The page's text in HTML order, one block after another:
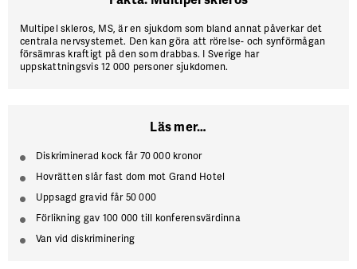
Multipel skleros, MS, är en sjukdom som bland annat påverkar det
centrala nervsystemet. Den kan göra att rörelse- och synförmågan
försämras kraftigt på den som drabbas. I Sverige har
uppskattningsvis 12 000 personer sjukdomen.
Läs mer…
Diskriminerad kock får 70 000 kronor
Hovrätten slår fast dom mot Grand Hotel
Uppsagd gravid får 50 000
Förlikning gav 100 000 till konferensvärdinna
Van vid diskriminering